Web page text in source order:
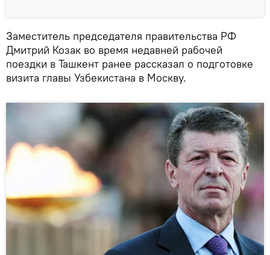
Заместитель председателя правительства РФ
Дмитрий Козак во время недавней рабочей
поездки в Ташкент ранее рассказал о подготовке
визита главы Узбекистана в Москву.